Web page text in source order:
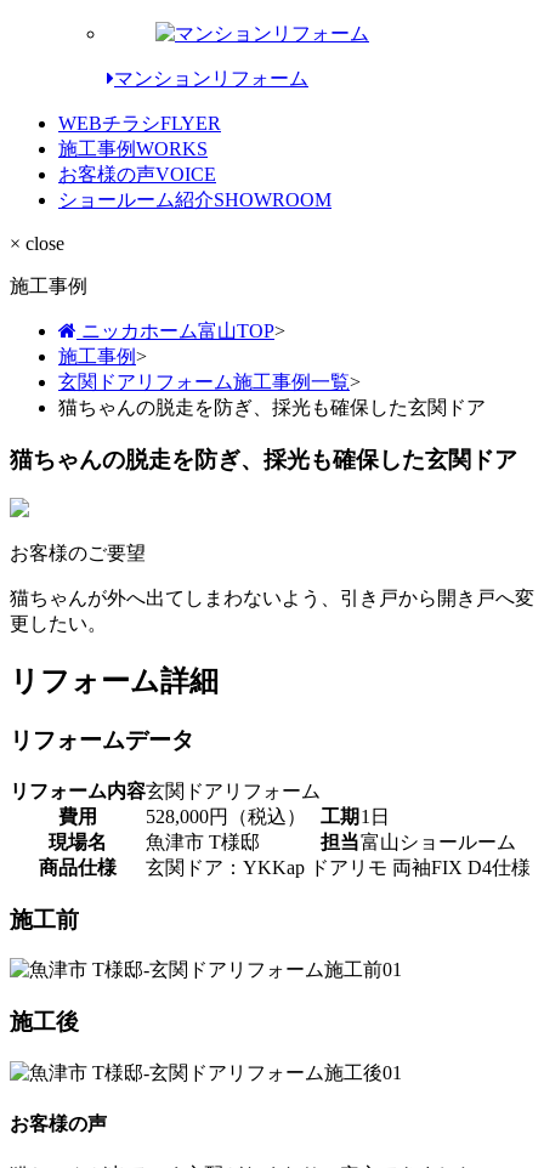
マンションリフォーム
WEBチラシFLYER
施工事例WORKS
お客様の声VOICE
ショールーム紹介SHOWROOM
× close
施工事例
ニッカホーム富山TOP>
施工事例>
玄関ドアリフォーム施工事例一覧>
猫ちゃんの脱走を防ぎ、採光も確保した玄関ドア
猫ちゃんの脱走を防ぎ、採光も確保した玄関ドア
お客様のご要望
猫ちゃんが外へ出てしまわないよう、引き戸から開き戸へ変
更したい。
リフォーム詳細
リフォームデータ
リフォーム内容玄関ドアリフォーム
費用
528,000円（税込） 工期 1日
現場名
魚津市 T様邸 担当富山ショールーム
商品仕様
玄関ドア：YKKap ドアリモ 両袖FIX D4仕様
施工前
施工後
お客様の声